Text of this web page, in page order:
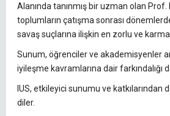
Alanında tanınmış bir uzman olan
toplumların çatışma sonrası
savaş suçlarına ilişkin en zorlu ve
Sunum, öğrenciler ve akademisyenler
iyileşme kavramlarına dair farkındalığı
IUS, etkileyici sunumu ve katkılarından
diler.